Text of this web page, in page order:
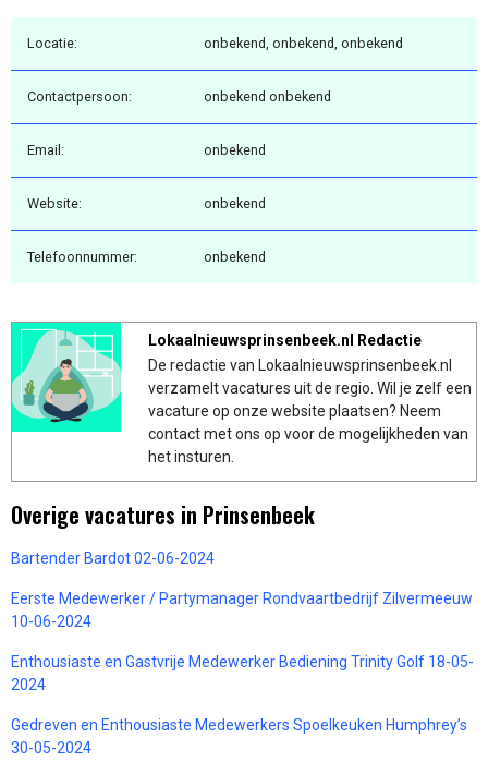
Locatie: onbekend, onbekend, onbekend
Contactpersoon: onbekend onbekend
Email: onbekend
Website: onbekend
Telefoonnummer: onbekend
Lokaalnieuwsprinsenbeek.nl Redactie
De redactie van Lokaalnieuwsprinsenbeek.nl
verzamelt vacatures uit de regio. Wil je zelf een
vacature op onze website plaatsen? Neem
contact met ons op voor de mogelijkheden van
het insturen.
Overige vacatures in Prinsenbeek
Bartender Bardot 02-06-2024
Eerste Medewerker / Partymanager Rondvaartbedrijf Zilvermeeuw
10-06-2024
Enthousiaste en Gastvrije Medewerker Bediening Trinity Golf 18-05-
2024
Gedreven en Enthousiaste Medewerkers Spoelkeuken Humphrey’s
30-05-2024